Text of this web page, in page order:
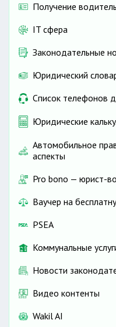
Получение
IT сфера
Законодательные
Юридический
Список телефонов
Юридические
Автомобильное
аспекты
Pro bono — юрист-
Ваучер на
PSEA
Коммунальные
Новости
Видео контенты
Wakil AI